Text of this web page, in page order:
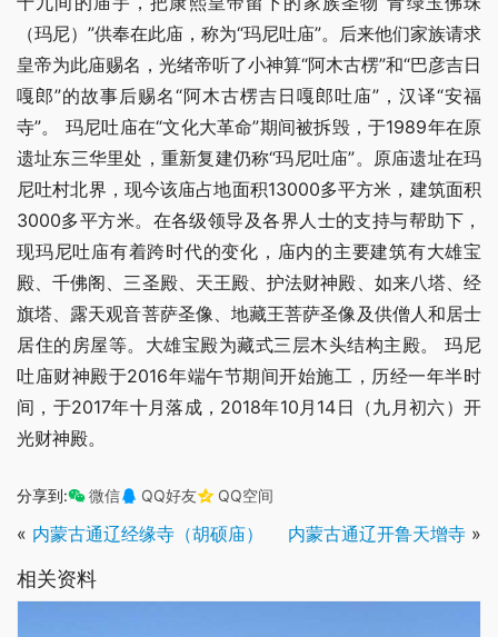
（玛尼）”供奉在此庙，称为“玛尼吐庙”。后来他们家族请求
皇帝为此庙赐名，光绪帝听了小神算“阿木古楞”和“巴彦吉日
嘎郎”的故事后赐名“阿木古楞吉日嘎郎吐庙”，汉译“安福
寺”。 玛尼吐庙在“文化大革命”期间被拆毁，于1989年在原
遗址东三华里处，重新复建仍称“玛尼吐庙”。原庙遗址在玛
尼吐村北界，现今该庙占地面积13000多平方米，建筑面积
3000多平方米。在各级领导及各界人士的支持与帮助下，
现玛尼吐庙有着跨时代的变化，庙内的主要建筑有大雄宝
殿、千佛阁、三圣殿、天王殿、护法财神殿、如来八塔、经
旗塔、露天观音菩萨圣像、地藏王菩萨圣像及供僧人和居士
居住的房屋等。大雄宝殿为藏式三层木头结构主殿。 玛尼
吐庙财神殿于2016年端午节期间开始施工，历经一年半时
间，于2017年十月落成，2018年10月14日（九月初六）开
光财神殿。
分享到: 微信 QQ好友 QQ空间
« 内蒙古通辽经缘寺（胡硕庙） 内蒙古通辽开鲁天增寺 »
相关资料